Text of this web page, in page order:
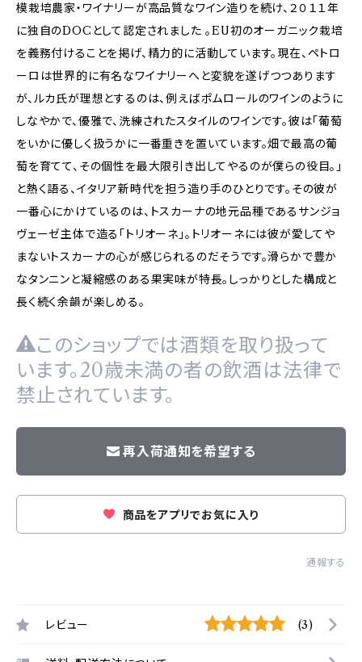
模栽培農家・ワイナリーが高品質なワイン造りを続け、２０１１年
に独自のDOCとして認定されました 。EU初のオーガニック栽培
を義務付けることを掲げ、精力的に活動しています。現在、ペトロ
ーロは世界的に有名なワイナリーへと変貌を遂げつつあります
が、ルカ氏が理想とするのは、例えばポムロールのワインのように
しなやかで、優雅で、洗練されたスタイルのワインです。彼は「葡萄
をいかに優しく扱うかに一番重きを置いています。畑で最高の葡
萄を育てて、その個性を最大限引き出してやるのが僕らの役目。」
と熱く語る、イタリア新時代を担う造り手のひとりです。その彼が
一番心にかけているのは、トスカーナの地元品種であるサンジョ
ヴェーゼ主体で造る「トリオーネ」。トリオーネには彼が愛してや
まないトスカーナの心が感じられるのだそうです。滑らかで豊か
なタンニンと凝縮感のある果実味が特長。しっかりとした構成と
長く続く余韻が楽しめる。
このショップでは酒類を取り扱って
います。20歳未満の者の飲酒は法律で
禁止されています。
再入荷通知を希望する
商品をアプリでお気に入り
通報する
レビュー (3)